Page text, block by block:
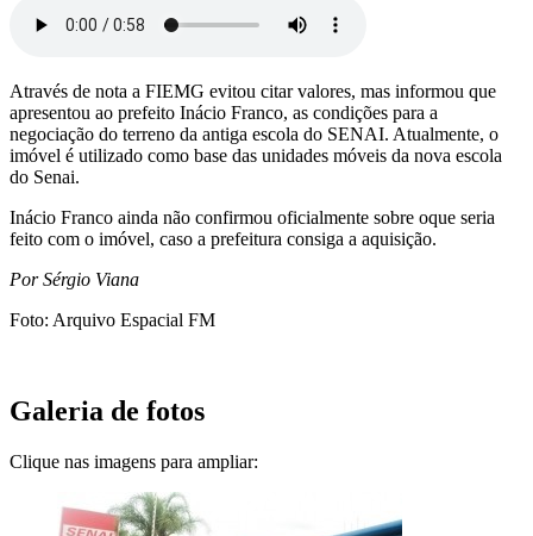
Através de nota a FIEMG evitou citar valores, mas informou que
apresentou ao prefeito Inácio Franco, as condições para a
negociação do terreno da antiga escola do SENAI. Atualmente, o
imóvel é utilizado como base das unidades móveis da nova escola
do Senai.
Inácio Franco ainda não confirmou oficialmente sobre oque seria
feito com o imóvel, caso a prefeitura consiga a aquisição.
Por Sérgio Viana
Foto: Arquivo Espacial FM
Galeria de fotos
Clique nas imagens para ampliar: